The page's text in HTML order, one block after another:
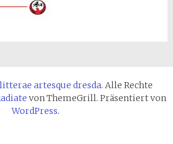
litterae artesque dresda. Alle Rechte
von ThemeGrill. Präsentiert von
WordPress.